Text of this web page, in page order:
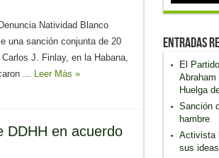
Natividad Blanco
una sanción conjunta de 20
J. Finlay, en la Habana,
... Leer Más »
DDHH en acuerdo
Entradas
El
Abraham
Huelga
Sanción
hambre
Activista
sus ideas